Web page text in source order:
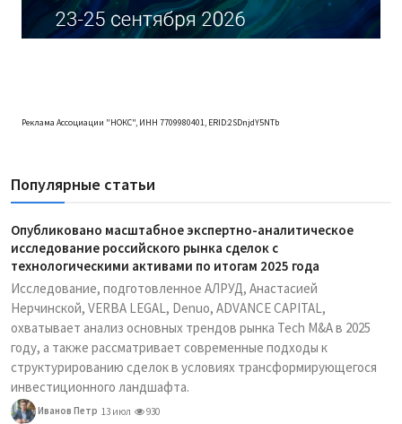
Реклама Ассоциации "НОКС", ИНН 7709980401, ERID:2SDnjdY5NTb
Популярные статьи
Опубликовано масштабное экспертно-аналитическое
исследование российского рынка сделок с
технологическими активами по итогам 2025 года
Исследование, подготовленное АЛРУД, Анастасией
Нерчинской, VERBA LEGAL, Denuo, ADVANCE CAPITAL,
охватывает анализ основных трендов рынка Tech M&A в 2025
году, а также рассматривает современные подходы к
структурированию сделок в условиях трансформирующегося
инвестиционного ландшафта.
Иванов Петр 13 июл 930